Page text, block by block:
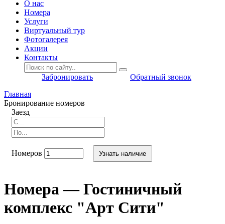
O нас
Номера
Услуги
Виртуальный тур
Фотогалерея
Акции
Контакты
Забронировать
Обратный звонок
Главная
Бронирование номеров
Заезд
Номеров Узнать наличие
Номера — Гостиничный
комплекс "Арт Сити"